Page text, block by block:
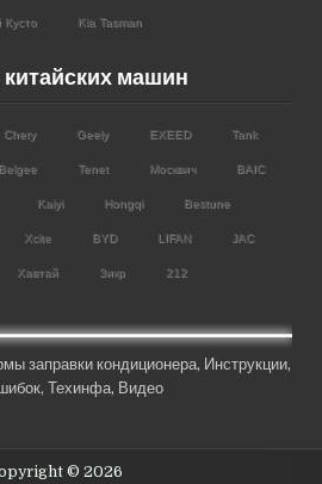
Кусто Kia Tasman
машин
Chery Geely EXEED Tank
Belgee Tenet Москвич BAIC
Kaiyi Hongqi Bestune
Xcite BYD LIFAN JAC
Хавтай Зикр 212
заправки кондиционера, Инструкции,
Техинфа, Видео
© 2026